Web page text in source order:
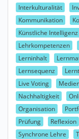
Interkulturalität
Kommunikation
Künstliche Intelligenz
Lehrkompetenzen
Lerninhalt
Lernsequenz
Live Voting
Nachhaltigkeit
Organisation
Prüfung
Reflexion
Synchrone Lehre